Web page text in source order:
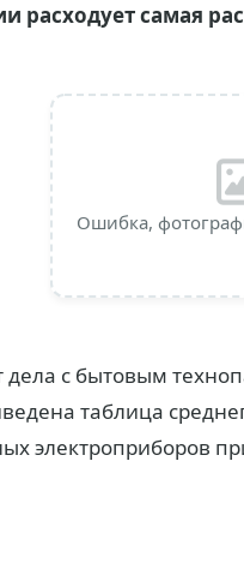
расходует самая
Ошибка,
дела с бытовым
таблица
электроприборов